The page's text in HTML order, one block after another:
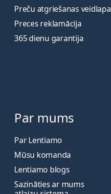
Preču atgriešanas veidlapa
Preces reklamācija
365 dienu garantija
Par mums
Par Lentiamo
Mūsu komanda
Lentiamo blogs
Sazināties ar mums